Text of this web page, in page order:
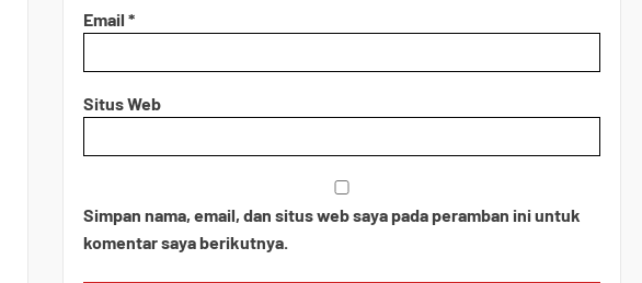
Email*
Situs Web
Simpan nama, email, dan situs web saya pada peramban ini untuk
komentar saya berikutnya.